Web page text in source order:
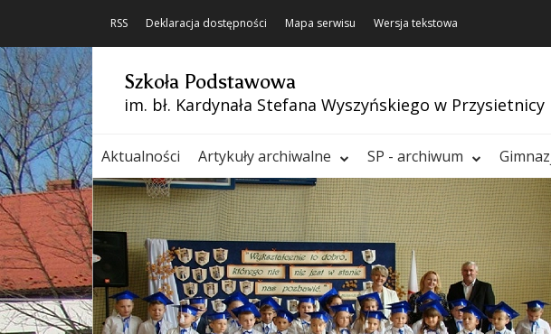
RSS Deklaracja dostępności Mapa serwisu Wersja tekstowa
Szkoła Podstawowa
im. bł. Kardynała Stefana Wyszyńskiego w Przysietnicy
Aktualności Artykuły archiwalne SP - archiwum